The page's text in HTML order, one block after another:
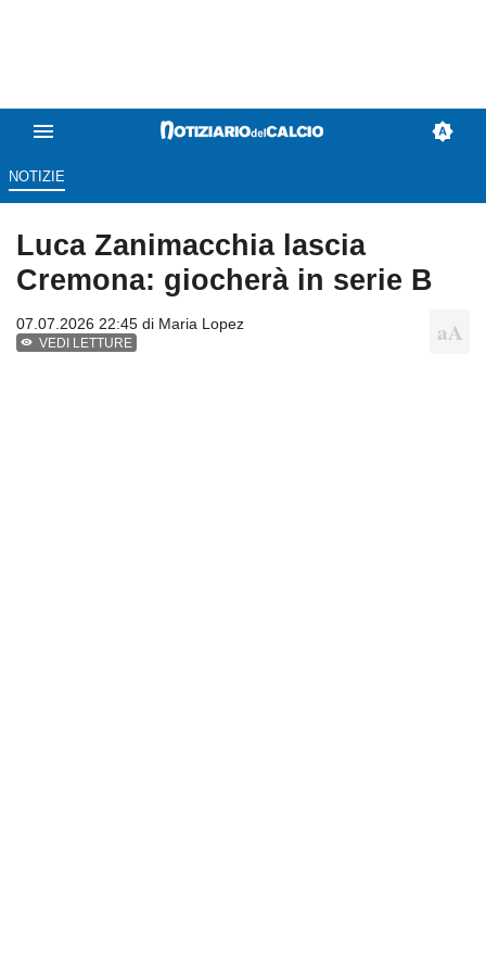
NOTIZIE
Luca Zanimacchia lascia
Cremona: giocherà in serie B
07.07.2026 22:45 di Maria Lopez
VEDI LETTURE